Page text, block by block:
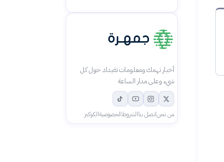
أخبار تهمك ومعلومات تفيدك حول كل
شيء وعلى مدار الساعة
من نحناتصل بناالشروطالخصوصيةالكوكيز